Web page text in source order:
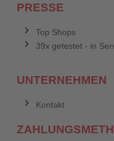
PRESSE
Top Shops
39x getestet - in
UNTERNEHMEN
Kontakt